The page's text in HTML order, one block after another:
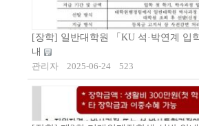
[장학] 일반대학원 「KU 석·박연계 입
내
관리자
2025-06-24 523